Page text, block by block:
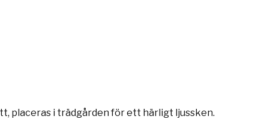
placeras i trädgården för ett härligt ljussken.